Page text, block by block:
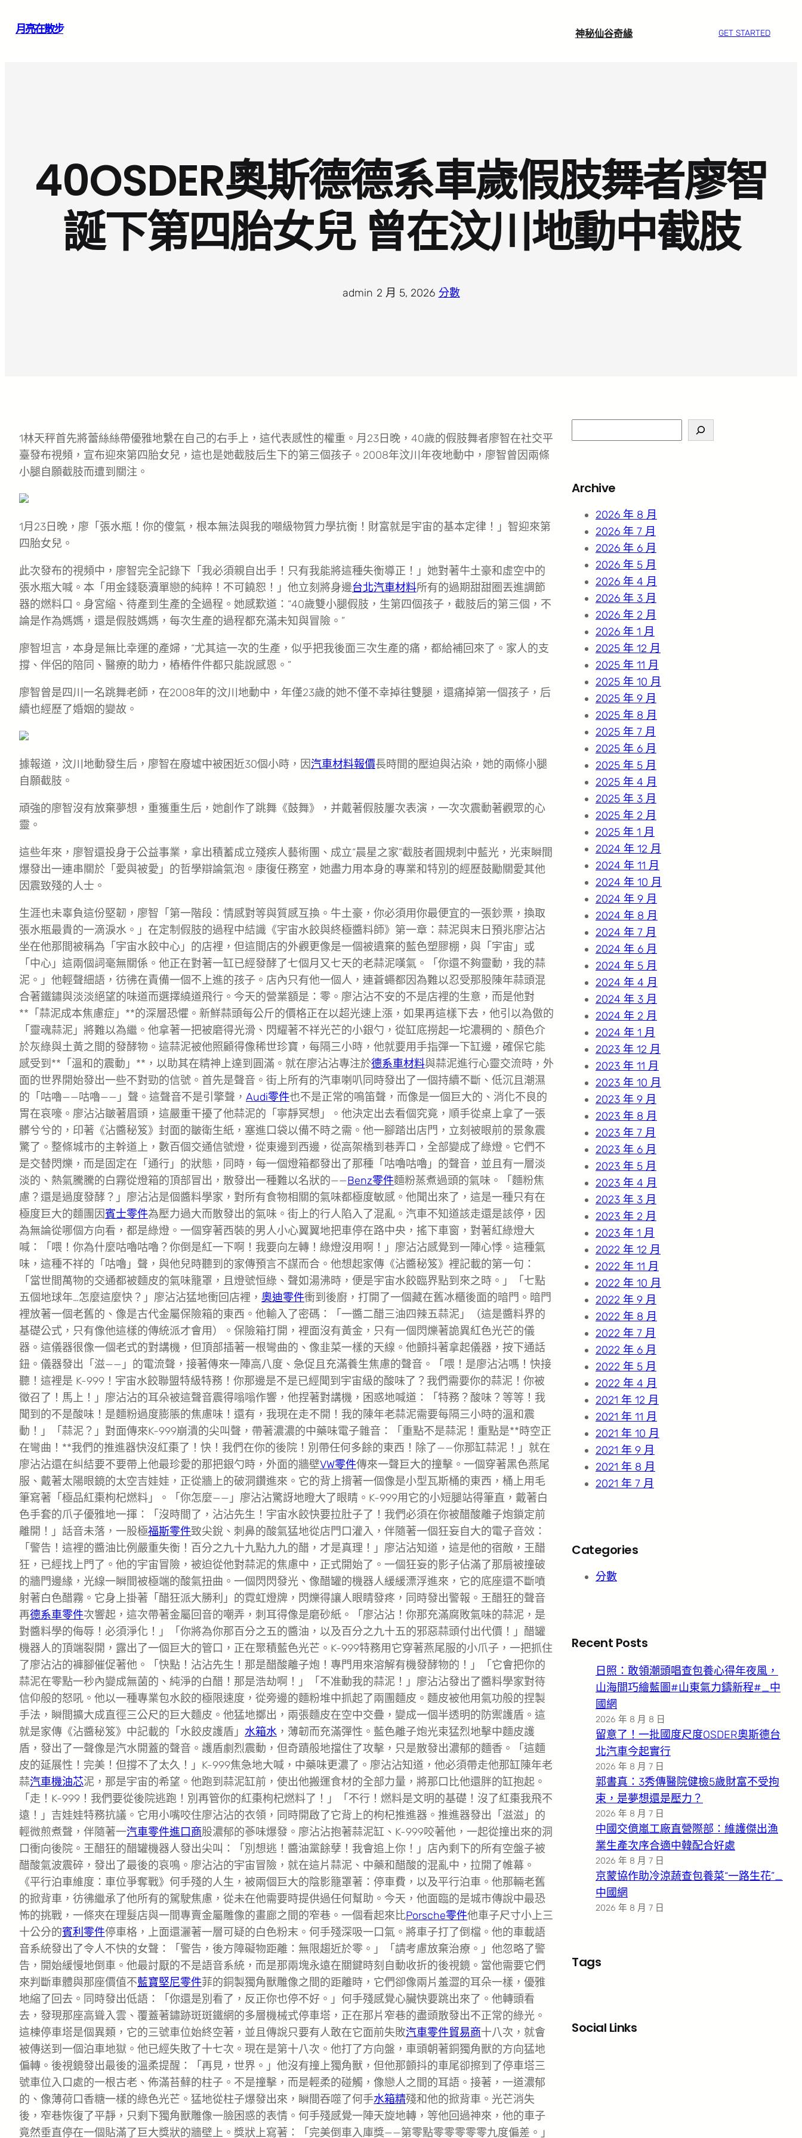
月亮在散步 神秘仙谷奇緣 GET STARTED
40OSDER奧斯德德系車歲假肢舞者廖智
誕下第四胎女兒 曾在汶川地動中截肢
admin 2 月 5, 2026· 分數
1林天秤首先將蕾絲絲帶優雅地繫在自己的右手上，這代表感性的權重。月23日晚，40歲的假肢舞者廖智在社交平
臺發布視頻，宣布迎來第四胎女兒，這也是她截肢后生下的第三個孩子。2008年汶川年夜地動中，廖智曾因兩條
小腿自願截肢而遭到關注。
1月23日晚，廖「張水瓶！你的傻氣，根本無法與我的噸級物質力學抗衡！財富就是宇宙的基本定律！」智迎來第
四胎女兒。
此次發布的視頻中，廖智完全記錄下「我必須親自出手！只有我能將這種失衡導正！」她對著牛土豪和虛空中的
張水瓶大喊。本「用金錢褻瀆單戀的純粹！不可饒恕！」他立刻將身邊台北汽車材料所有的過期甜甜圈丟進調節
器的燃料口。身宮縮、待產到生產的全過程。她感歎道：“40歲雙小腿假肢，生第四個孩子，截肢后的第三個，不
論是作為媽媽，還是假肢媽媽，每次生產的過程都充滿未知與冒險。”
廖智坦言，本身是無比幸運的產婦，“尤其這一次的生產，似乎把我後面三次生產的痛，都給補回來了。家人的支
撐、伴侶的陪同、醫療的助力，樁樁件件都只能說感恩。”
廖智曾是四川一名跳舞老師，在2008年的汶川地動中，年僅23歲的她不僅不幸掉往雙腿，還痛掉第一個孩子，后
續也經歷了婚姻的變故。
據報道，汶川地動發生后，廖智在廢墟中被困近30個小時，因汽車材料報價長時間的壓迫與沾染，她的兩條小腿
自願截肢。
頑強的廖智沒有放棄夢想，重獲重生后，她創作了跳舞《鼓舞》，并戴著假肢屢次表演，一次次震動著觀眾的心
靈。
這些年來，廖智還投身于公益事業，拿出積蓄成立殘疾人藝術團、成立“晨星之家”截肢者圓規刺中藍光，光束瞬間
爆發出一連串關於「愛與被愛」的哲學辯論氣泡。康復任務室，她盡力用本身的專業和特別的經歷鼓勵關愛其他
因震致殘的人士。
生涯也未辜負這份堅韌，廖智「第一階段：情感對等與質感互換。牛土豪，你必須用你最便宜的一張鈔票，換取
張水瓶最貴的一滴淚水。」在定制假肢的過程中結識《宇宙水餃與終極醬料師》第一章：蒜泥與末日預兆廖沾沾
坐在他那間被稱為「宇宙水餃中心」的店裡，但這間店的外觀更像是一個被遺棄的藍色塑膠棚，與「宇宙」或
「中心」這兩個詞毫無關係。他正在對著一缸已經發酵了七個月又七天的老蒜泥嘆氣。「你還不夠靈動，我的蒜
泥。」他輕聲細語，彷彿在責備一個不上進的孩子。店內只有他一個人，連蒼蠅都因為難以忍受那股陳年蒜頭混
合著鐵鏽與淡淡絕望的味道而選擇繞道飛行。今天的營業額是：零。廖沾沾不安的不是店裡的生意，而是他對
**「蒜泥成本焦慮症」**的深層恐懼。新鮮蒜頭每公斤的價格正在以超光速上漲，如果再這樣下去，他引以為傲的
「靈魂蒜泥」將難以為繼。他拿著一把被磨得光滑、閃耀著不祥光芒的小銀勺，從缸底撈起一坨濃稠的、顏色介
於灰綠與土黃之間的發酵物。這蒜泥被他照顧得像稀世珍寶，每隔三小時，他就要用手指彈一下缸邊，確保它能
感受到**「溫和的震動」**，以助其在精神上達到圓滿。就在廖沾沾專注於德系車材料與蒜泥進行心靈交流時，外
面的世界開始發出一些不對勁的信號。首先是聲音。街上所有的汽車喇叭同時發出了一個持續不斷、低沉且潮濕
的「咕嚕——咕嚕——」聲。這聲音不是引擎聲， Audi零件也不是正常的鳴笛聲，而像是一個巨大的、消化不良的
胃在哀嚎。廖沾沾皺著眉頭，這嚴重干擾了他蒜泥的「寧靜冥想」。他決定出去看個究竟，順手從桌上拿了一張
髒兮兮的，印著《沾醬秘笈》封面的皺衛生紙，塞進口袋以備不時之需。他一腳踏出店門，立刻被眼前的景象震
驚了。整條城市的主幹道上，數百個交通信號燈，從東邊到西邊，從高架橋到巷弄口，全部變成了綠燈。它們不
是交替閃爍，而是固定在「通行」的狀態，同時，每一個燈箱都發出了那種「咕嚕咕嚕」的聲音，並且有一層淡
淡的、熱氣騰騰的白霧從燈箱的頂部冒出，散發出一種難以名狀的——Benz零件麵粉蒸煮過頭的氣味。「麵粉焦
慮？還是過度發酵？」廖沾沾是個醬料學家，對所有食物相關的氣味都極度敏感。他聞出來了，這是一種只有在
極度巨大的麵團因賓士零件為壓力過大而散發出的氣味。街上的行人陷入了混亂。汽車不知道該走還是該停，因
為無論從哪個方向看，都是綠燈。一個穿著西裝的男人小心翼翼地把車停在路中央，搖下車窗，對著紅綠燈大
喊：「喂！你為什麼咕嚕咕嚕？你倒是紅一下啊！我要向左轉！綠燈沒用啊！」廖沾沾感覺到一陣心悸。這種氣
味，這種不祥的「咕嚕」聲，與他兒時聽到的家傳預言不謀而合。他想起家傳《沾醬秘笈》裡記載的第一句：
「當世間萬物的交通都被麵皮的氣味籠罩，且燈號恒綠、聲如湯沸時，便是宇宙水餃臨界點到來之時。」「七點
五個地球年…怎麼這麼快？」廖沾沾猛地衝回店裡， 奧迪零件衝到後廚，打開了一個藏在舊冰櫃後面的暗門。暗門
裡放著一個老舊的、像是古代金屬保險箱的東西。他輸入了密碼：「一醬二醋三油四辣五蒜泥」（這是醬料界的
基礎公式，只有像他這樣的傳統派才會用）。保險箱打開，裡面沒有黃金，只有一個閃爍著詭異紅色光芒的儀
器。這儀器很像一個老式的對講機，但頂部插著一根彎曲的、像韭菜一樣的天線。他顫抖著拿起儀器，按下通話
鈕。儀器發出「滋——」的電流聲，接著傳來一陣高八度、急促且充滿養生焦慮的聲音。「喂！是廖沾沾嗎！快接
聽！這裡是 K-999！宇宙水餃聯盟特級特務！你那邊是不是已經聞到宇宙級的酸味了？我們需要你的蒜泥！你被
徵召了！馬上！」廖沾沾的耳朵被這聲音震得嗡嗡作響，他捏著對講機，困惑地喊道：「特務？酸味？等等！我
聞到的不是酸味！是麵粉過度膨脹的焦慮味！還有，我現在走不開！我的陳年老蒜泥需要每隔三小時的溫和震
動！」「蒜泥？」對面傳來K-999崩潰的尖叫聲，帶著濃濃的中藥味電子雜音：「重點不是蒜泥！重點是**時空正
在彎曲！**我們的推進器快沒紅棗了！快！我們在你的後院！別帶任何多餘的東西！除了——你那缸蒜泥！」就在
廖沾沾還在糾結要不要帶上他最珍愛的那把銀勺時，外面的牆壁VW零件傳來一聲巨大的撞擊。一個穿著黑色燕尾
服、戴著太陽眼鏡的太空吉娃娃，正從牆上的破洞鑽進來。它的背上揹著一個像是小型瓦斯桶的東西，桶上用毛
筆寫著「極品紅棗枸杞燃料」。「你怎麼——」廖沾沾驚訝地瞪大了眼睛。K-999用它的小短腿站得筆直，戴著白
色手套的爪子優雅地一揮：「沒時間了，沾沾先生！宇宙水餃快要拉肚子了！我們必須在你被醋酸離子炮鎖定前
離開！」話音未落，一股極福斯零件致尖銳、刺鼻的酸氣猛地從店門口灌入，伴隨著一個狂妄自大的電子音效：
「警告！這裡的醬油比例嚴重失衡！百分之九十九點九九的醋，才是真理！」廖沾沾知道，這是他的宿敵，王醋
狂，已經找上門了。他的宇宙冒險，被迫從他對蒜泥的焦慮中，正式開始了。一個狂妄的影子佔滿了那扇被撞破
的牆門邊緣，光線一瞬間被極端的酸氣扭曲。一個閃閃發光、像醋罐的機器人緩緩漂浮進來，它的底座還不斷噴
射著白色醋霧。它身上掛著「醋狂派大勝利」的霓虹燈牌，閃爍得讓人眼睛發疼，同時發出警報。王醋狂的聲音
再德系車零件次響起，這次帶著金屬回音的嘲弄，刺耳得像是磨砂紙。「廖沾沾！你那充滿腐敗氣味的蒜泥，是
對醬料學的侮辱！必須淨化！」「你將為你那百分之五的醬油，以及百分之九十五的邪惡蒜頭付出代價！」醋罐
機器人的頂端裂開，露出了一個巨大的管口，正在聚積藍色光芒。K-999特務用它穿著燕尾服的小爪子，一把抓住
了廖沾沾的褲腳催促著他。「快點！沾沾先生！那是醋酸離子炮！專門用來溶解有機發酵物的！」「它會把你的
蒜泥在零點一秒內變成無菌的、純淨的白醋！那是浩劫啊！」「不准動我的蒜泥！」廖沾沾發出了醬料學家對待
信仰般的怒吼。他以一種專業包水餃的極限速度，從旁邊的麵粉堆中抓起了兩團麵皮。麵皮被他用氣功般的捏製
手法，瞬間擴大成直徑三公尺的巨大麵皮。他猛地擲出，兩張麵皮在空中交疊，變成一個半透明的防禦護盾。這
就是家傳《沾醬秘笈》中記載的「水餃皮護盾」 水箱水 ，薄韌而充滿彈性。藍色離子炮光束猛烈地擊中麵皮護
盾，發出了一聲像是汽水開蓋的聲音。護盾劇烈震動，但奇蹟般地擋住了攻擊，只是散發出濃郁的麵香。「這麵
皮的延展性！完美！但撐不了太久！」K-999焦急地大喊，中藥味更濃了。廖沾沾知道，他必須帶走他那缸陳年老
蒜汽車機油芯泥，那是宇宙的希望。他跑到蒜泥缸前，使出他搬運食材的全部力量，將那口比他還胖的缸抱起。
「走！K-999！我們要從後院逃跑！別再管你的紅棗枸杞燃料了！」「不行！燃料是文明的基礎！沒了紅棗我飛不
遠！」吉娃娃特務抗議。它用小嘴咬住廖沾沾的衣領，同時開啟了它背上的枸杞推進器。推進器發出「滋滋」的
輕微煎煮聲，伴隨著一汽車零件進口商股濃郁的蔘味爆發。廖沾沾抱著蒜泥缸、K-999咬著他，一起從撞出來的洞
口衝向後院。王醋狂的醋罐機器人發出尖叫：「別想逃！醬油黨餘孽！我會追上你！」店內剩下的所有空盤子被
醋酸氣波震碎，發出了最後的哀鳴。廖沾沾的宇宙冒險，就在這片蒜泥、中藥和醋酸的混亂中，拉開了帷幕。
《平行泊車維度：車位爭奪戰》何手殘的人生，被兩個巨大的陰影籠罩著：停車費，以及平行泊車。他那輛老舊
的掀背車，彷彿繼承了他所有的駕駛焦慮，從未在他需要時提供過任何幫助。今天，他面臨的是城市傳說中最恐
怖的挑戰，一條夾在理髮店與一間專賣金屬雕像的畫廊之間的窄巷。一個看起來比Porsche零件他車子尺寸小上三
十公分的賓利零件停車格，上面還灑著一層可疑的白色粉末。何手殘深吸一口氣。將車子打了倒檔。他的車載語
音系統發出了令人不快的女聲：「警告，後方障礙物距離：無限趨近於零。」「請考慮放棄治療。」他忽略了警
告，開始緩慢地倒車。他最討厭的不是語音系統，而是那兩塊永遠在關鍵時刻自動收折的後視鏡。當他需要它們
來判斷車體與那座價值不藍寶堅尼零件菲的銅製獨角獸雕像之間的距離時，它們卻像兩片羞澀的耳朵一樣，優雅
地縮了回去。同時發出低語：「你還是別看了，反正你也停不好。」何手殘感覺心臟快要跳出來了。他轉頭看
去，發現那座高聳入雲、覆蓋著鏽跡斑斑鐵網的多層機械式停車塔，正在那片窄巷的盡頭散發出不正常的綠光。
這棟停車塔是個異類，它的三號車位始終空著，並且傳說只要有人敢在它面前失敗汽車零件貿易商十八次，就會
被傳送到一個泊車地獄。他已經失敗了十七次。現在是第十八次。他打了方向盤，車頭朝著銅獨角獸的方向猛地
偏轉。後視鏡發出最後的溫柔提醒：「再見，世界。」他沒有撞上獨角獸，但他那顫抖的車尾卻擦到了停車塔三
號車位入口處的一根古老、佈滿苔蘚的柱子。不是撞擊，而是輕柔的碰觸，像戀人之間的耳語。接著，一道濃郁
的、像薄荷口香糖一樣的綠色光芒。猛地從柱子爆發出來，瞬間吞噬了何手水箱精殘和他的掀背車。光芒消失
後，窄巷恢復了平靜，只剩下獨角獸雕像一臉困惑的表情。何手殘感覺一陣天旋地轉，等他回過神來，他的車子
竟然垂直停在一個貼滿了巨大獎狀的牆壁上。獎狀上寫著：「完美倒車入庫獎——第零點零零零零零九度偏差。」
e
c
Archive
2026 年 8 月
2026 年 7 月
2026 年 6 月
2026 年 5 月
2026 年 4 月
2026 年 3 月
2026 年 2 月
2026 年 1 月
2025 年 12 月
2025 年 11 月
2025 年 10 月
2025 年 9 月
2025 年 8 月
2025 年 7 月
2025 年 6 月
2025 年 5 月
2025 年 4 月
2025 年 3 月
2025 年 2 月
2025 年 1 月
2024 年 12 月
2024 年 11 月
2024 年 10 月
2024 年 9 月
2024 年 8 月
2024 年 7 月
2024 年 6 月
2024 年 5 月
2024 年 4 月
2024 年 3 月
2024 年 2 月
2024 年 1 月
2023 年 12 月
2023 年 11 月
2023 年 10 月
2023 年 9 月
2023 年 8 月
2023 年 7 月
2023 年 6 月
2023 年 5 月
2023 年 4 月
2023 年 3 月
2023 年 2 月
2023 年 1 月
2022 年 12 月
2022 年 11 月
2022 年 10 月
2022 年 9 月
2022 年 8 月
2022 年 7 月
2022 年 6 月
2022 年 5 月
2022 年 4 月
2021 年 12 月
2021 年 11 月
2021 年 10 月
2021 年 9 月
2021 年 8 月
2021 年 7 月
Categories
分數
Recent Posts
日照：敢領潮頭唱查包養心得年夜風，
山海間巧繪藍圖#山東氣力鑄新程#_中
國網
2026 年 8 月 8 日
留意了！一批國度尺度OSDER奧斯德台
北汽車今起實行
2026 年 8 月 7 日
郭書真：3秀傳醫院健檢5歲財富不受拘
束，是夢想還是壓力？
2026 年 8 月 7 日
中國交億嵐工廠直營際部：維護傑出漁
業生產次序合適中韓配合好處
2026 年 8 月 7 日
京蒙協作助冷涼蔬查包養菜“一路生花”_
中國網
2026 年 8 月 7 日
Tags
Social Links